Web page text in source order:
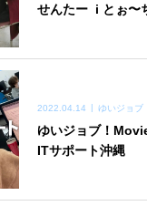
せんたー i とぉ〜
2022.04.14 ゆいジョブ
ゆいジョブ！
ITサポート沖縄